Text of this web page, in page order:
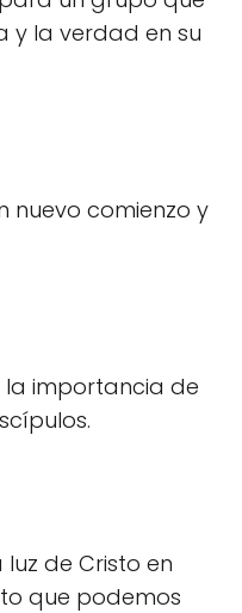
y la verdad en su
nuevo comienzo y
la importancia de
de Cristo en
que podemos